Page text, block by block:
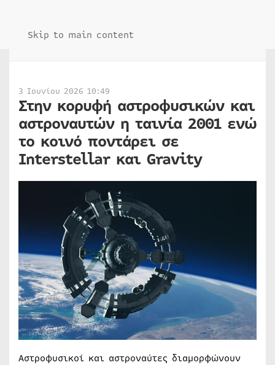
Skip to main content
3 Ιουνίου 2026 10:49
Στην κορυφή αστροφυσικών και
αστροναυτών η ταινία 2001 ενώ
το κοινό ποντάρει σε
Interstellar και Gravity
Αστροφυσικοί και αστροναύτες διαμορφώνουν